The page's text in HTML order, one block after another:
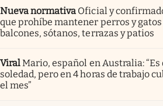
Nueva normativa Oficial y
que prohíbe mantener perros y
balcones, sótanos, terrazas y patios
ViralMario, español en Australia:
soledad, pero en 4 horas de trabajo
el mes”